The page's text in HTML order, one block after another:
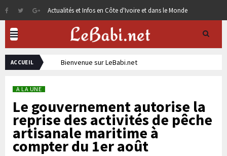
Actualités et Infos en Côte d'Ivoire et dans le Monde
ACCUEIL Bienvenue sur LeBabi.net
A LA UNE
Le gouvernement autorise la
reprise des activités de pêche
artisanale maritime à
compter du 1er août